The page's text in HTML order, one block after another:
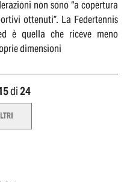
non sono “a copertura
ottenuti”. La Federtennis
è quella che riceve meno
dimensioni
di24